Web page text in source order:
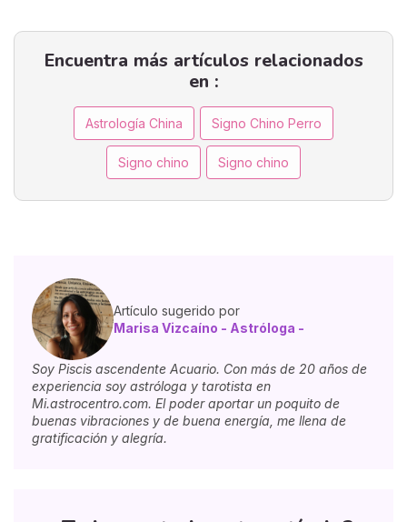
Encuentra más artículos relacionados
en :
Astrología China Signo Chino Perro
Signo chino Signo chino
Artículo sugerido por
Marisa Vizcaíno - Astróloga -
Soy Piscis ascendente Acuario. Con más de 20 años de
experiencia soy astróloga y tarotista en
Mi.astrocentro.com. El poder aportar un poquito de
buenas vibraciones y de buena energía, me llena de
gratificación y alegría.